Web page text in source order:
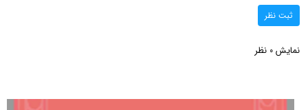
ثبت نظر
نمایش 0 نظر